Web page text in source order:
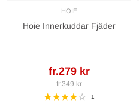
HOIE
Hoie Innerkuddar Fjäder
fr.279 kr
fr.349 kr
1